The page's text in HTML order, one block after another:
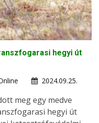
hegyi út
2024.09.25.
meg egy medve
hegyi út